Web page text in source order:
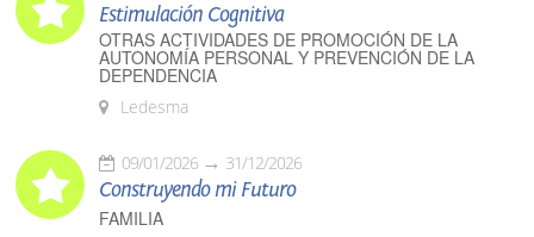
Estimulación Cognitiva
OTRAS ACTIVIDADES DE PROMOCIÓN DE LA
AUTONOMÍA PERSONAL Y PREVENCIÓN DE LA
DEPENDENCIA
Ledesma
09/01/2026 31/12/2026
Construyendo mi Futuro
FAMILIA